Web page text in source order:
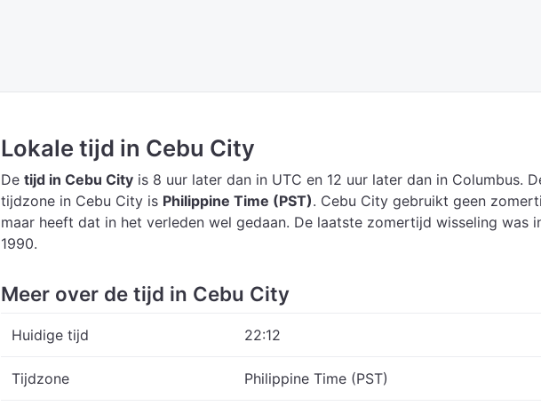
Lokale tijd in Cebu City
De tijd in Cebu City is 8 uur later dan in UTC en 12 uur later dan in Columbus.
tijdzone in Cebu City is Philippine Time (PST). Cebu City gebruikt geen
maar heeft dat in het verleden wel gedaan. De laatste zomertijd wisseling was
1990.
Meer over de tijd in Cebu City
Huidige tijd 22:12
Tijdzone Philippine Time (PST)